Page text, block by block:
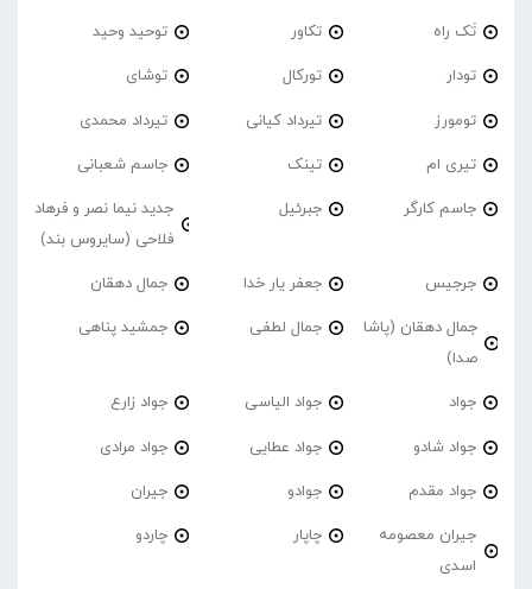
تَک راه تکاور توحید وحید
تودار تورکال توشای
تومورز تیرداد کیانی تیرداد محمدی
تیری ام تینک جاسم شعبانی
جاسم کارگر جبرئیل
جدید نیما نصر و فرهاد
فلاحی (سایروس بند)
جرجیس جعفر یار خدا جمال دهقان
جمال دهقان (پاشا
صدا)
جمال لطفی جمشید پناهی
جواد جواد الیاسی جواد زارع
جواد شادو جواد عطایی جواد مرادی
جواد مقدم جوادو جیران
جیران معصومه
اسدی
چاپار چاردو